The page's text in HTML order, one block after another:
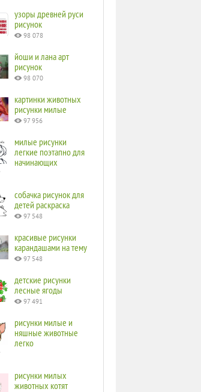
узоры древней руси
рисунок
98 078
йоши и лана арт
рисунок
98 070
картинки животных
рисунки милые
97 956
милые рисунки
легкие поэтапно для
начинающих
собачка рисунок для
детей раскраска
97 548
красивые рисунки
карандашами на тему
97 548
детские рисунки
лесные ягоды
97 491
рисунки милые и
няшные животные
легко
рисунки милых
животных котят